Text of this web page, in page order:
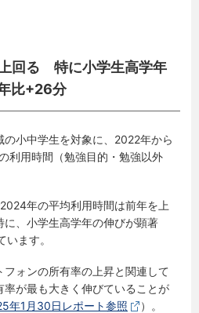
回る 特に小学生高学年
比+26分
小中学生を対象に、2022年から
利用時間（勉強目的・勉強以外
年の平均利用時間は前年を上
、小学生高学年の伸びが顕著
ます。
フォンの所有率の上昇と関連して
が最も大きく伸びていることが
年1月30日レポート参照 ）。